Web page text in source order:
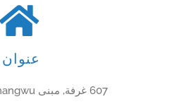
عنوان
607 غرفة, مبنى QianchengShangwu,